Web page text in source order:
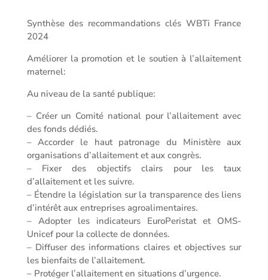
Synthèse des recommandations clés WBTi France
2024
Améliorer la promotion et le soutien à l’allaitement
maternel:
Au niveau de la santé publique:
– Créer un Comité national pour l’allaitement avec
des fonds dédiés.
– Accorder le haut patronage du Ministère aux
organisations d’allaitement et aux congrès.
– Fixer des objectifs clairs pour les taux
d’allaitement et les suivre.
– Étendre la législation sur la transparence des liens
d’intérêt aux entreprises agroalimentaires.
– Adopter les indicateurs EuroPeristat et OMS-
Unicef pour la collecte de données.
– Diffuser des informations claires et objectives sur
les bienfaits de l’allaitement.
– Protéger l’allaitement en situations d’urgence.